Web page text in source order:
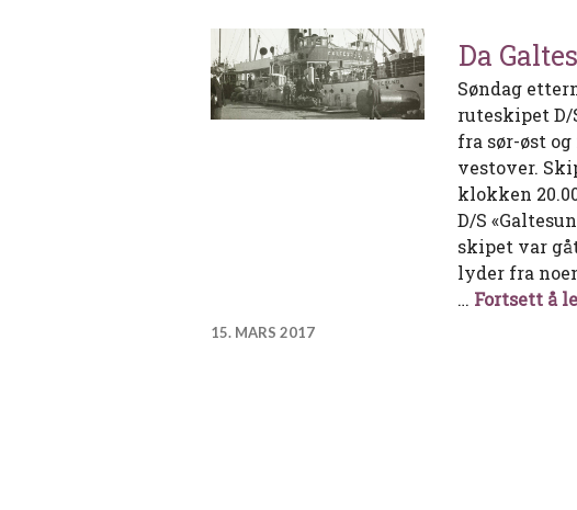
Da
Søndag
ruteskipet D/
fra sør-øst
vestover.
klokken
D/S
skipet var
lyder fra
… Fortsett å
15. MARS 2017